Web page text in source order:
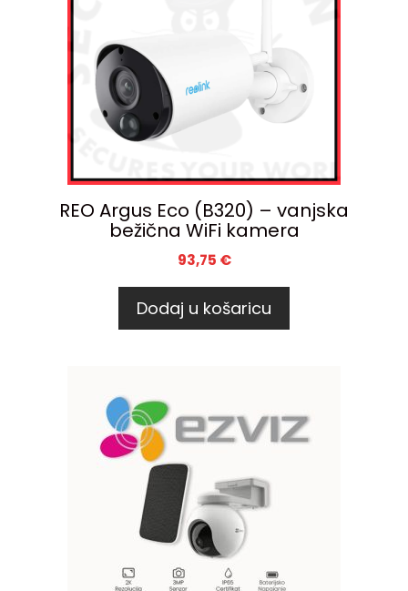
REO Argus Eco (B320) – vanjska
bežična WiFi kamera
93,75 €
Dodaj u košaricu